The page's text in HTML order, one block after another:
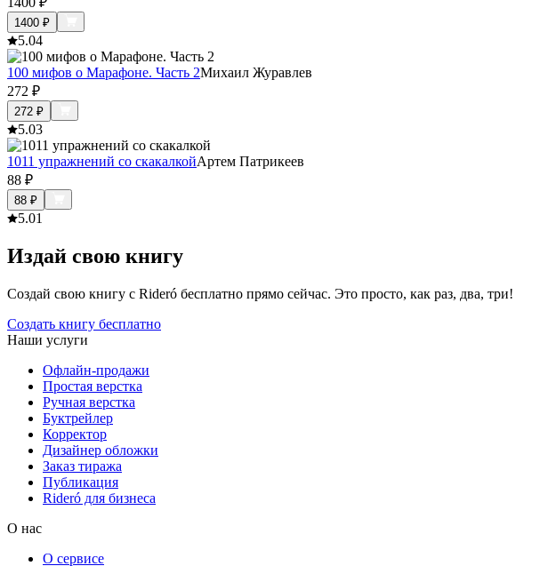
1400 ₽
5.04
100 мифов о Марафоне. Часть 2Михаил Журавлев
272 ₽
272 ₽
5.03
1011 упражнений со скакалкойАртем Патрикеев
88 ₽
88 ₽
5.01
Издай свою книгу
Создай свою книгу с Rideró бесплатно прямо сейчас. Это просто, как раз, два, три!
Создать книгу бесплатно
Наши услуги
Офлайн-продажи
Простая верстка
Ручная верстка
Буктрейлер
Корректор
Дизайнер обложки
Заказ тиража
Публикация
Rideró для бизнеса
О нас
О сервисе